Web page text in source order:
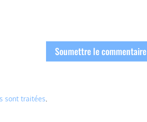
Soumettre le commentaire
sont traitées